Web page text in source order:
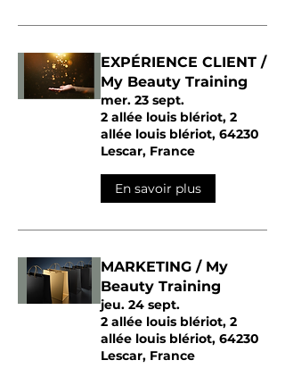
EXPÉRIENCE CLIENT /
My Beauty Training
mer. 23 sept.
2 allée louis blériot, 2
allée louis blériot, 64230
Lescar, France
En savoir plus
MARKETING / My
Beauty Training
jeu. 24 sept.
2 allée louis blériot, 2
allée louis blériot, 64230
Lescar, France